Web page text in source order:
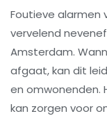
Foutieve alarmen
vervelend
Amsterdam.
afgaat, kan dit
en omwonenden.
kan zorgen voor